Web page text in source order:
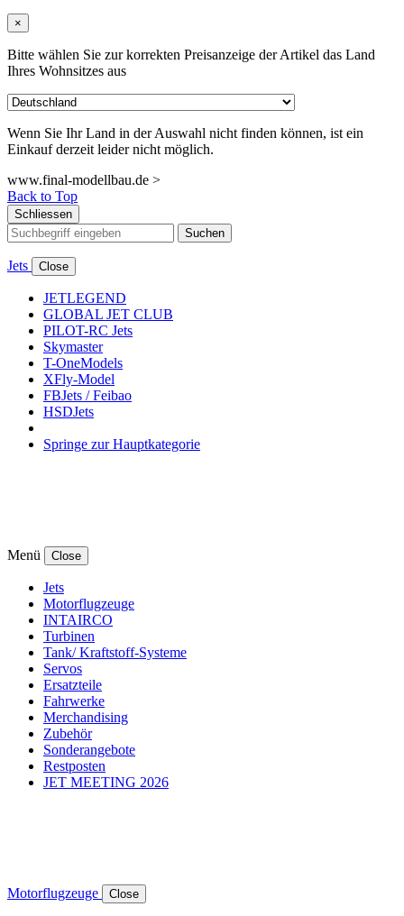
×
Bitte wählen Sie zur korrekten Preisanzeige der Artikel das Land
Ihres Wohnsitzes aus
Wenn Sie Ihr Land in der Auswahl nicht finden können, ist ein
Einkauf derzeit leider nicht möglich.
www.final-modellbau.de >
Back to Top
Schliessen
Suchen
Jets Close
JETLEGEND
GLOBAL JET CLUB
PILOT-RC Jets
Skymaster
T-OneModels
XFly-Model
FBJets / Feibao
HSDJets
Springe zur Hauptkategorie
Menü Close
Jets
Motorflugzeuge
INTAIRCO
Turbinen
Tank/ Kraftstoff-Systeme
Servos
Ersatzteile
Fahrwerke
Merchandising
Zubehör
Sonderangebote
Restposten
JET MEETING 2026
Motorflugzeuge Close